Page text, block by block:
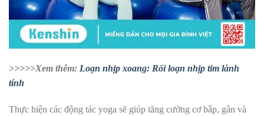
>>>>>Xem thêm: Loạn nhịp xoang: Rối loạn nhịp tim lành
tính
Thực hiện các động tác yoga sẽ giúp tăng cường cơ bắp, gân và